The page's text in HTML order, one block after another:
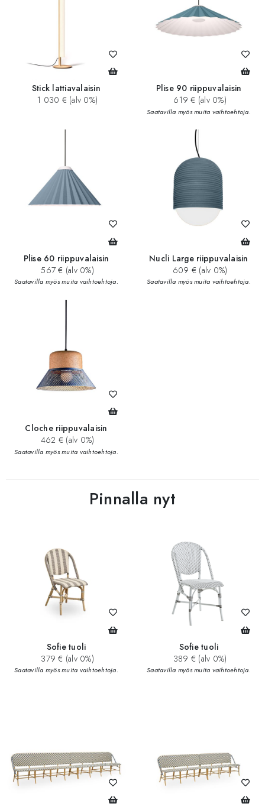
Stick lattiavalaisin
1 030 € (alv 0%)
Plise 90 riippuvalaisin
619 € (alv 0%)
Saatavilla myös muita vaihtoehtoja.
Plise 60 riippuvalaisin
567 € (alv 0%)
Saatavilla myös muita vaihtoehtoja.
Nucli Large riippuvalaisin
609 € (alv 0%)
Saatavilla myös muita vaihtoehtoja.
Cloche riippuvalaisin
462 € (alv 0%)
Saatavilla myös muita vaihtoehtoja.
Pinnalla nyt
Sofie tuoli
379 € (alv 0%)
Saatavilla myös muita vaihtoehtoja.
Sofie tuoli
389 € (alv 0%)
Saatavilla myös muita vaihtoehtoja.